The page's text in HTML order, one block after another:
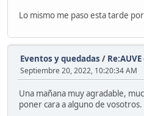
Lo mismo me paso esta tarde
Eventos y quedadas /
Septiembre 20, 2022, 10:20:34 AM
Una mañana muy agradable,
poner cara a alguno de vosotros.